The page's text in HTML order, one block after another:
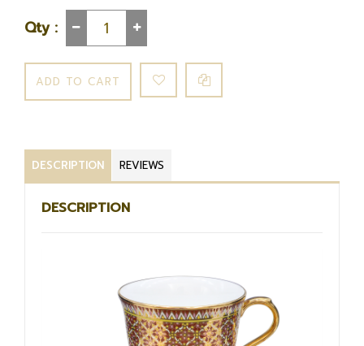
Qty :
DESCRIPTION REVIEWS
DESCRIPTION